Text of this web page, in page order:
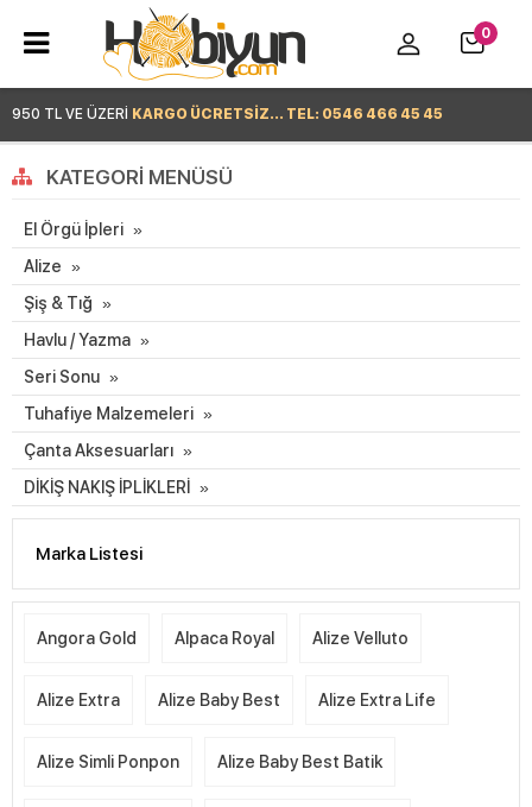
950 TL VE ÜZERİ KARGO ÜCRETSİZ... TEL: 0546 466 45 45
0
KATEGORI MENÜSÜ
El Örgü İpleri
Alize
Şiş & Tığ
Havlu / Yazma
Seri Sonu
Tuhafiye Malzemeleri
Çanta Aksesuarları
DİKİŞ NAKIŞ İPLİKLERİ
Marka Listesi
Angora Gold Alpaca Royal Alize Velluto
Alize Extra Alize Baby Best Alize Extra Life
Alize Simli Ponpon Alize Baby Best Batik